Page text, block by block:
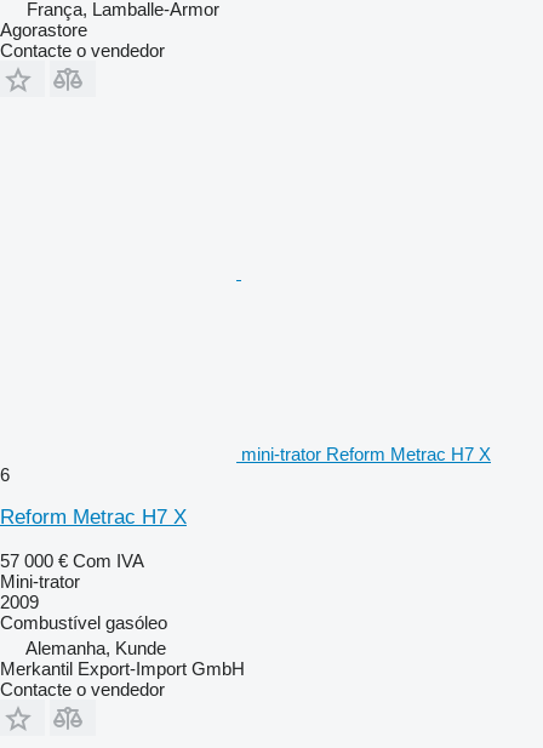
França, Lamballe-Armor
Agorastore
Contacte o vendedor
mini-trator Reform Metrac H7 X
6
Reform Metrac H7 X
57 000 € Com IVA
Mini-trator
2009
Combustível gasóleo
Alemanha, Kunde
Merkantil Export-Import GmbH
Contacte o vendedor